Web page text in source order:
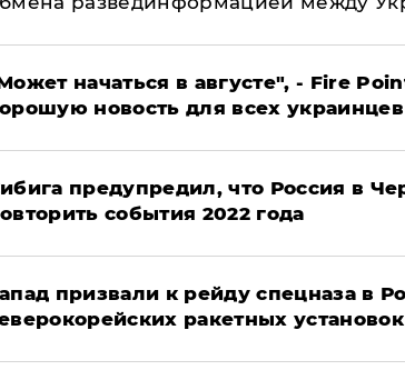
начаться в августе", - Fire
новость для всех украинцев
предупредил, что Россия в
события 2022 года
призвали к рейду спецназа в
ракетных установок